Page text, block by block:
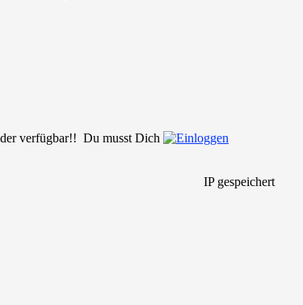
verfügbar!! Du musst Dich
IP gespeichert